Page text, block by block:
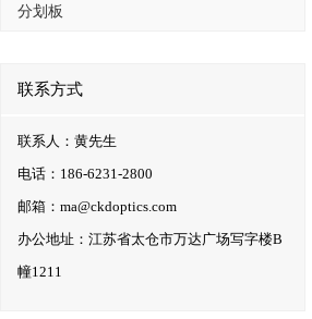
分划板
联系方式
联系人：黄先生
电话：186-6231-2800
邮箱：ma@ckdoptics.com
办公地址：江苏省太仓市万达广场写字楼B
幢1211